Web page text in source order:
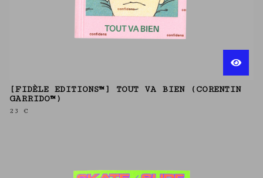
[FIDÈLE EDITIONS™] TOUT VA BIEN (CORENTIN
GARRIDO™)
23 €